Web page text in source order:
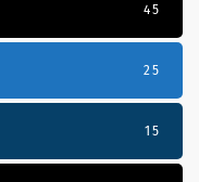
45
25
15